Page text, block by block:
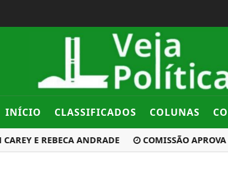
INÍCIO CLASSIFICADOS COLUNAS
E REBECA ANDRADE COMISSÃO APROVA